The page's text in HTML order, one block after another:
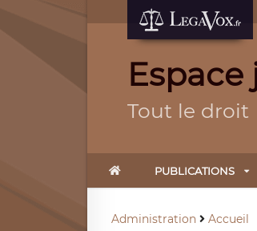
Tout le droit
PUBLICATIONS
Administration Accueil